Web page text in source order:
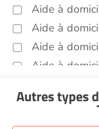
Aide à
Aide à
Aide à
Aide à
Aide à
Autres types